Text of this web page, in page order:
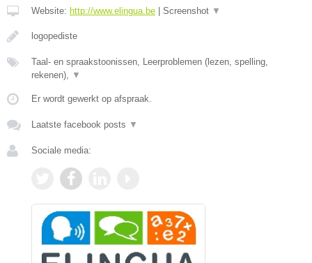
Website: http://www.elingua.be Screenshot ▼
logopediste
Taal- en spraakstoonissen, Leerproblemen (lezen, spelling,
rekenen), ▼
Er wordt gewerkt op afspraak.
Laatste facebook posts ▼
Sociale media: